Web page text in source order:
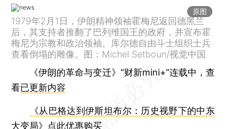
原图
1979年2月1日，伊朗精神领袖霍梅尼返回德黑兰
后，其支持者推翻了巴列维国王的政府，并宣布霍
梅尼为宗教和政治领袖。库尔德自由斗士组织士兵
查看倒塌的雕像。图：Michel Setboun/视觉中国
《伊朗的革命与变迁》“财新mini+”连载中，查
看已更新内容
《从巴格达到伊斯坦布尔：历史视野下的中东
大变局》点此优惠购买